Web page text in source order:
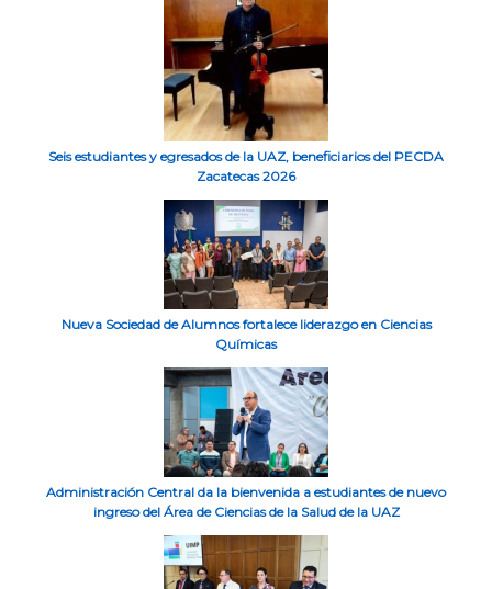
Seis estudiantes y egresados de la UAZ, beneficiarios del PECDA
Zacatecas 2026
Nueva Sociedad de Alumnos fortalece liderazgo en Ciencias
Químicas
Administración Central da la bienvenida a estudiantes de nuevo
ingreso del Área de Ciencias de la Salud de la UAZ